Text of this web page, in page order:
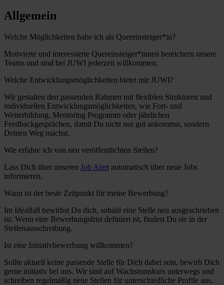
Allgemein
Welche Möglichkeiten habe ich als Quereinsteiger*in?
Motivierte und interessierte Quereinsteiger*innen bereichern unsere
Teams und sind bei JUWI jederzeit willkommen.
Welche Entwicklungsmöglichkeiten bietet mir JUWI?
Wir gestalten den passenden Rahmen mit flexiblen Strukturen und
individuellen Entwicklungsmöglichkeiten, wie Fort- und
Weiterbildung, Mentoring Programm oder jährlichen
Feedbackgesprächen, damit Du nicht nur gut ankommst, sondern
Deinen Weg machst.
Wie erfahre ich von neu veröffentlichten Stellen?
Lass Dich über unseren Job Alert automatisch über neue Jobs
informieren.
Wann ist der beste Zeitpunkt für meine Bewerbung?
Im Idealfall bewirbst Du dich, sobald eine Stelle neu ausgeschrieben
ist. Wenn eine Bewerbungsfrist definiert ist, findest Du sie in der
Stellenausschreibung.
Ist eine Initiativbewerbung willkommen?
Sollte aktuell keine passende Stelle für Dich dabei sein, bewirb Dich
gerne initiativ bei uns. Wir sind auf Wachstumskurs unterwegs und
schreiben regelmäßig neue Stellen für unterschiedliche Profile aus.